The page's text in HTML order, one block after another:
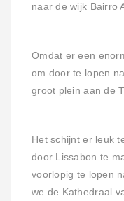
naar de wijk Bairro
Omdat er een
om door te lopen
groot plein aan de
Het schijnt er leuk
door Lissabon te
voorlopig te lopen
we de Kathedraal